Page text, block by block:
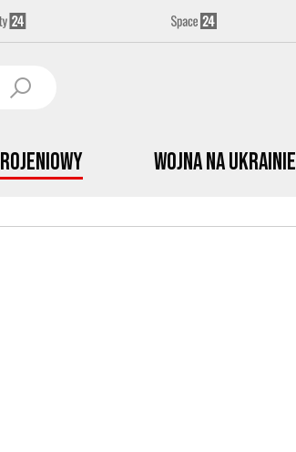
Wojna na Ukrainie